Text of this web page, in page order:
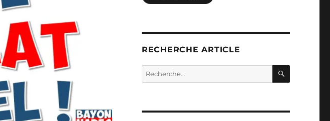
RECHERCHE ARTICLE
Recherche
pour :